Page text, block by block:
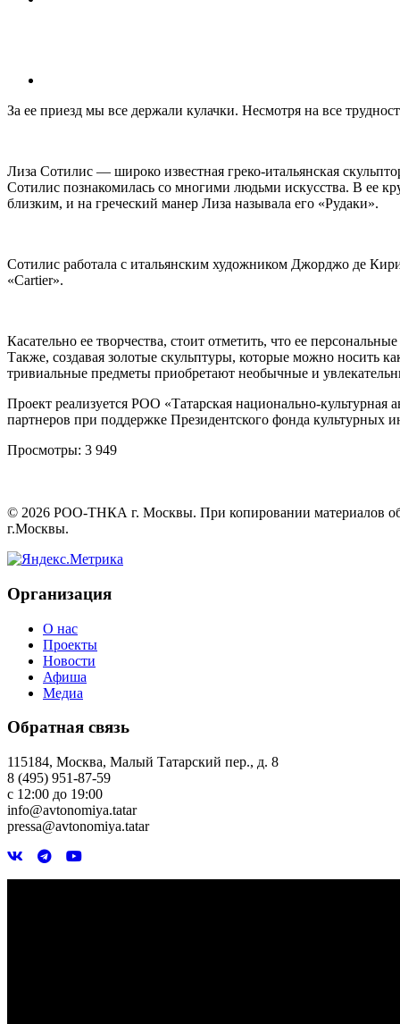
За ее приезд мы все держали кулачки. Несмотря на все
Лиза Сотилис — широко известная греко-итальянская
Сотилис познакомилась со многими людьми искусства. В ее
близким, и на греческий манер Лиза называла его «Рудаки».
Сотилис работала с итальянским художником Джорджо де
«Cartier».
Касательно ее творчества, стоит отметить, что ее
Также, создавая золотые скульптуры, которые можно носить
тривиальные предметы приобретают необычные и
Проект реализуется РОО «Татарская национально-
партнеров при поддержке Президентского фонда культурных
Просмотры: 3 949
© 2026 РОО-ТНКА г. Москвы. При копировании материалов
г.Москвы.
Организация
О нас
Проекты
Новости
Афиша
Медиа
Обратная связь
115184, Москва, Малый Татарский пер., д. 8
8 (495) 951-87-59
с 12:00 до 19:00
info@avtonomiya.tatar
pressa@avtonomiya.tatar